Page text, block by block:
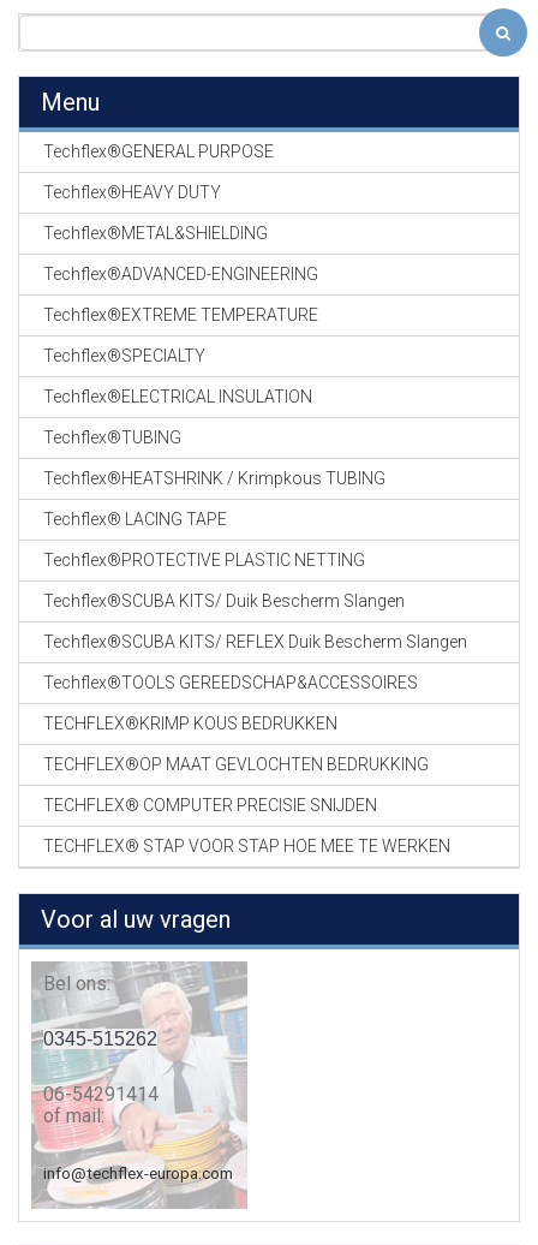
Menu
Techflex®GENERAL PURPOSE
Techflex®HEAVY DUTY
Techflex®METAL&SHIELDING
Techflex®ADVANCED-ENGINEERING
Techflex®EXTREME TEMPERATURE
Techflex®SPECIALTY
Techflex®ELECTRICAL INSULATION
Techflex®TUBING
Techflex®HEATSHRINK / Krimpkous TUBING
Techflex® LACING TAPE
Techflex®PROTECTIVE PLASTIC NETTING
Techflex®SCUBA KITS/ Duik Bescherm Slangen
Techflex®SCUBA KITS/ REFLEX Duik Bescherm Slangen
Techflex®TOOLS GEREEDSCHAP&ACCESSOIRES
TECHFLEX®KRIMP KOUS BEDRUKKEN
TECHFLEX®OP MAAT GEVLOCHTEN BEDRUKKING
TECHFLEX® COMPUTER PRECISIE SNIJDEN
TECHFLEX® STAP VOOR STAP HOE MEE TE WERKEN
Voor al uw vragen
Bel ons:
0345-515262
06-54291414
of mail:
info@techflex-europa.com